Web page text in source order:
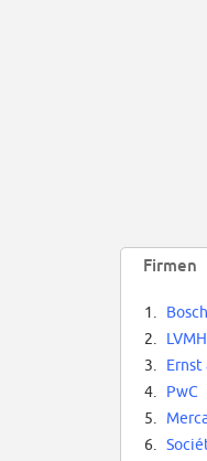
Firmen
1.
Bosch
2.
LVMH
3.
Ernst
4.
PwC
5.
6.